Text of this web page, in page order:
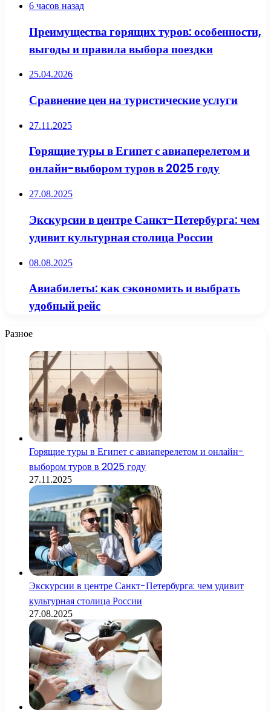
6 часов назад
Преимущества горящих туров: особенности,
выгоды и правила выбора поездки
25.04.2026
Сравнение цен на туристические услуги
27.11.2025
Горящие туры в Египет с авиаперелетом и
онлайн-выбором туров в 2025 году
27.08.2025
Экскурсии в центре Санкт-Петербурга: чем
удивит культурная столица России
08.08.2025
Авиабилеты: как сэкономить и выбрать
удобный рейс
Разное
Горящие туры в Египет с авиаперелетом и онлайн-
выбором туров в 2025 году
27.11.2025
Экскурсии в центре Санкт-Петербурга: чем удивит
культурная столица России
27.08.2025